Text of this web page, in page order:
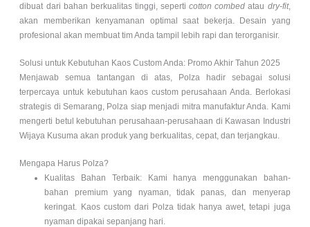
dibuat dari bahan berkualitas tinggi, seperticotton combed atau dry-fit,
akan memberikan kenyamanan optimal saat bekerja. Desain yang
profesional akan membuat tim Anda tampil lebih rapi dan terorganisir.
Solusi untuk Kebutuhan Kaos Custom Anda: Promo Akhir Tahun 2025
Menjawab semua tantangan di atas, Polza hadir sebagai solusi
terpercaya untuk kebutuhan kaos custom perusahaan Anda. Berlokasi
strategis di Semarang, Polza siap menjadi mitra manufaktur Anda. Kami
mengerti betul kebutuhan perusahaan-perusahaan di Kawasan Industri
Wijaya Kusuma akan produk yang berkualitas, cepat, dan terjangkau.
Mengapa Harus Polza?
Kualitas Bahan Terbaik: Kami hanya menggunakan bahan-
bahan premium yang nyaman, tidak panas, dan menyerap
keringat. Kaos custom dari Polza tidak hanya awet, tetapi juga
nyaman dipakai sepanjang hari.